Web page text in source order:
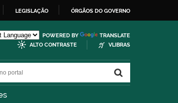
LEGISLAÇÃO ÓRGÃOS DO GOVERNO
POWERED BY
TRANSLATE
ALTO CONTRASTE
VLIBRAS